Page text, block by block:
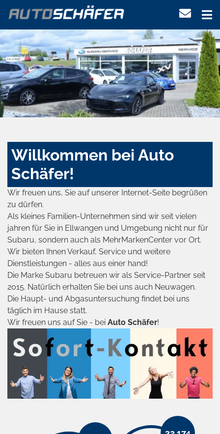
Willkommen bei Auto
Schäfer!
Wir freuen uns, Sie auf unserer Internet-Seite begrüßen
zu dürfen.
Als kleines Familien-Unternehmen sind wir seit vielen
jahren für Sie in Ellwangen und Umgebung nicht nur für
Subaru, sondern auch als MehrMarkenCenter vor Ort.
Wir bieten Ihnen Verkauf, Service und weitere
Dienstleistungen - alles aus einer hand!
Die Marke Subaru betreuen wir als Service-Partner seit
2015. Natürlich erhalten Sie bei uns auch Neuwagen.
Die Haupt- und Abgasuntersuchung findet bei uns
täglich im Hause statt.
Wir freuen uns auf Sie - bei Auto Schäfer!